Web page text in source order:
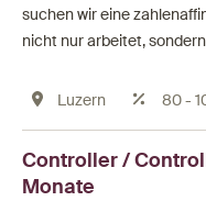
suchen wir eine
nicht nur arbeitet,
Luzern 80 -
Controller /
Monate